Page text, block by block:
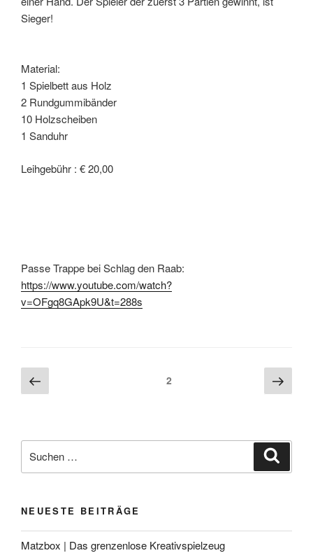
Sieger!
Material:
1 Spielbett aus Holz
2 Rundgummibänder
10 Holzscheiben
1 Sanduhr
Leihgebühr : € 20,00
Passe Trappe bei Schlag den Raab:
https://www.youtube.com/watch?
v=OFgq8GApk9U&t=288s
2
NEUESTE BEITRÄGE
Matzbox | Das grenzenlose Kreativspielzeug